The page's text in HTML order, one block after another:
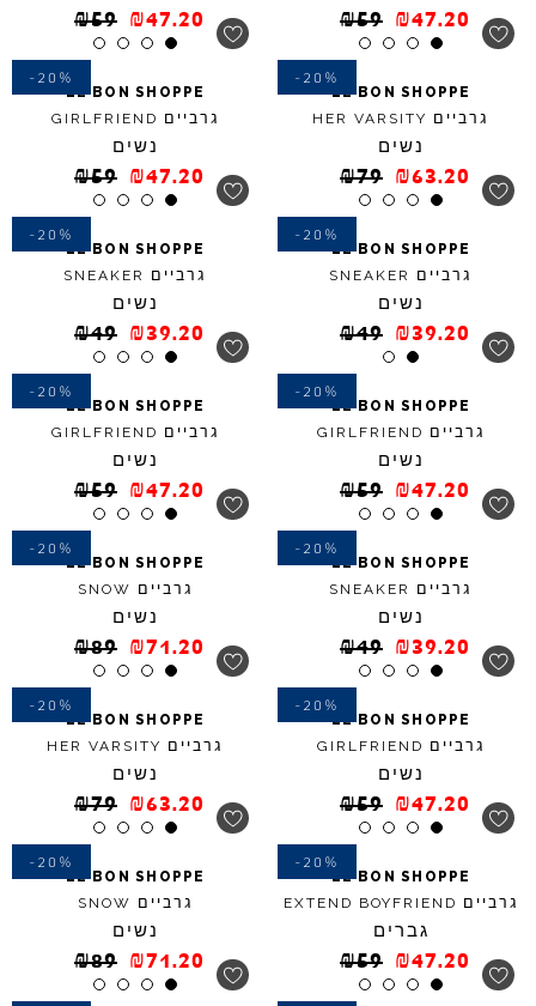
₪59 ₪47.20
₪59 ₪47.20
-20%
LE BONSHOPPE
גרביים HER VARSITY
נשים
₪79 ₪63.20
-20%
LE BONSHOPPE
גרביים GIRLFRIEND
נשים
₪59 ₪47.20
-20%
LE BONSHOPPE
גרביים SNEAKER
נשים
₪49 ₪39.20
-20%
LE BONSHOPPE
גרביים SNEAKER
נשים
₪49 ₪39.20
-20%
LE BONSHOPPE
גרביים GIRLFRIEND
נשים
₪59 ₪47.20
-20%
LE BONSHOPPE
גרביים GIRLFRIEND
נשים
₪59 ₪47.20
-20%
LE BONSHOPPE
גרביים SNEAKER
נשים
₪49 ₪39.20
-20%
LE BONSHOPPE
גרביים SNOW
נשים
₪89 ₪71.20
-20%
LE BONSHOPPE
גרביים GIRLFRIEND
נשים
₪59 ₪47.20
-20%
LE BONSHOPPE
גרביים HER VARSITY
נשים
₪79 ₪63.20
-20%
LE BONSHOPPE
גרביים EXTEND BOYFRIEND
גברים
₪59 ₪47.20
-20%
LE BONSHOPPE
גרביים SNOW
נשים
₪89 ₪71.20